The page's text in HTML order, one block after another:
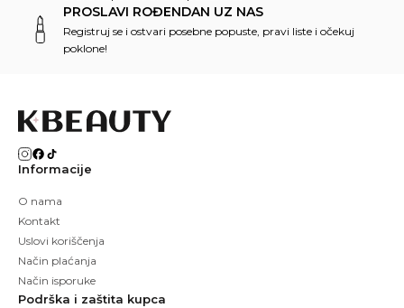
PROSLAVI ROĐENDAN UZ NAS
Registruj se i ostvari posebne popuste, pravi liste i očekuj
poklone!
Informacije
O nama
Kontakt
Uslovi koriščenja
Način plaćanja
Način isporuke
Podrška i zaštita kupca